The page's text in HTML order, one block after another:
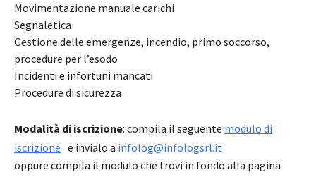
Movimentazione manuale carichi
Segnaletica
Gestione delle emergenze, incendio, primo soccorso,
procedure per l’esodo
Incidenti e infortuni mancati
Procedure di sicurezza
Modalità di iscrizione: compila il seguente modulo di
iscrizione e invialo a infolog@infologsrl.it
oppure compila il modulo che trovi in fondo alla pagina